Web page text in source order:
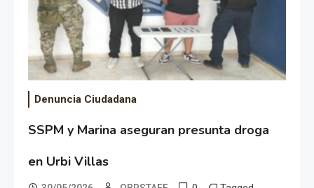
Denuncia Ciudadana
SSPM y Marina aseguran presunta droga
en Urbi Villas